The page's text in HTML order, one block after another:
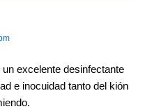
excelente desinfectante
e inocuidad tanto del kión